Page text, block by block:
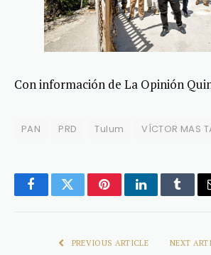
Con información de La Opinión
PAN PRD Tulum VÍCTOR MAS
FacebookTwitterPinterestLinkedIn
PREVIOUS ARTICLE NEXT